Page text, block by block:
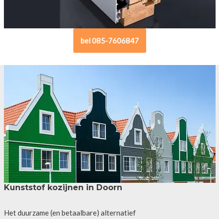
bel 085-7606847
Kunststof kozijnen in Doorn
Het duurzame (en betaalbare) alternatief